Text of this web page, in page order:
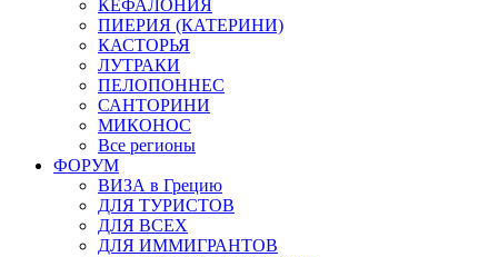
КЕФАЛОНИЯ
ПИЕРИЯ (КАТЕРИНИ)
КАСТОРЬЯ
ЛУТРАКИ
ПЕЛОПОННЕС
САНТОРИНИ
МИКОНОС
Все регионы
ФОРУМ
ВИЗА в Грецию
ДЛЯ ТУРИСТОВ
ДЛЯ ВСЕХ
ДЛЯ ИММИГРАНТОВ